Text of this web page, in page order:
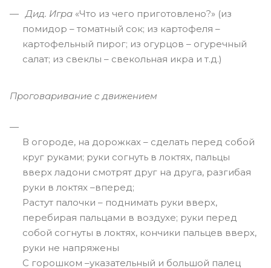
Дид. Игра «Что из чего приготовлено?» (из
помидор – томатный сок; из картофеля –
картофельный пирог; из огурцов – огуречный
салат; из свеклы – свекольная икра и т.д.)
Проговаривание с движением
В огороде, на дорожках – сделать перед собой
круг руками; руки согнуть в локтях, пальцы
вверх ладони смотрят друг на друга, разгибая
руки в локтях –вперед;
Растут палочки – поднимать руки вверх,
перебирая пальцами в воздухе; руки перед
собой согнуты в локтях, кончики пальцев вверх,
руки не напряжены
С горошком –указательный и большой палец